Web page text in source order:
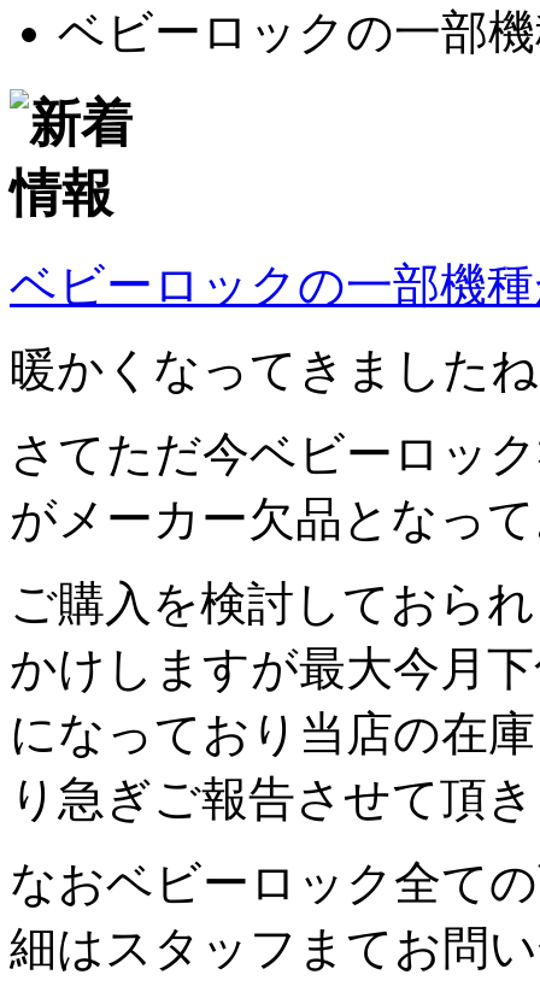
ベビーロックの一部
ベビーロックの一部機
暖かくなってきました
さてただ今ベビーロッ
がメーカー欠品となっ
ご購入を検討しておら
かけしますが最大今月
になっており当店の在
り急ぎご報告させて頂
なおベビーロック全て
細はスタッフまてお問